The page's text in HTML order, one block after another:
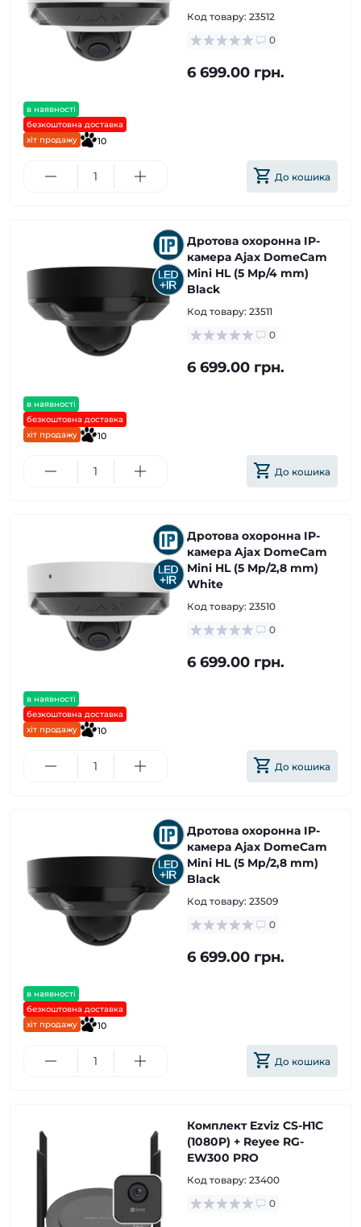
в наявності
безкоштовна доставка
хіт продажу
10
Код товару: 23512
0
6 699.00 грн.
До кошика
в наявності
безкоштовна доставка
хіт продажу
10
Дротова охоронна IP-
камера Ajax DomeCam
Mini HL (5 Mp/4 mm)
Black
Код товару: 23511
0
6 699.00 грн.
До кошика
в наявності
безкоштовна доставка
хіт продажу
10
Дротова охоронна IP-
камера Ajax DomeCam
Mini HL (5 Mp/2,8 mm)
White
Код товару: 23510
0
6 699.00 грн.
До кошика
в наявності
безкоштовна доставка
хіт продажу
10
Дротова охоронна IP-
камера Ajax DomeCam
Mini HL (5 Mp/2,8 mm)
Black
Код товару: 23509
0
6 699.00 грн.
До кошика
Комплект Ezviz CS-H1C
(1080P) + Reyee RG-
EW300 PRO
Код товару: 23400
0